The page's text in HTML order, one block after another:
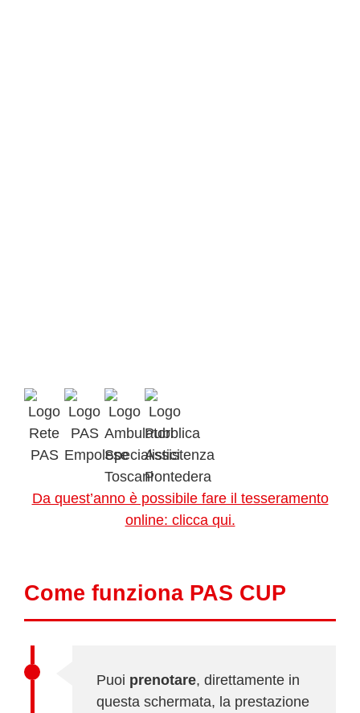
Da quest’anno è possibile fare il tesseramento
online: clicca qui.
Come funziona PAS CUP
Puoi prenotare, direttamente in
questa schermata, la prestazione